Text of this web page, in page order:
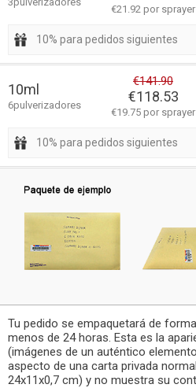
€21.92 por sprayer
10% para pedidos siguientes
10ml
6pulverizadores
€141.90
€118.53
€19.75 por sprayer
10% para pedidos siguientes
Tu pedido se empaquetará de
menos de 24 horas. Esta es la
(imágenes de un auténtico
aspecto de una carta privada
24x11x0,7 cm) y no muestra su